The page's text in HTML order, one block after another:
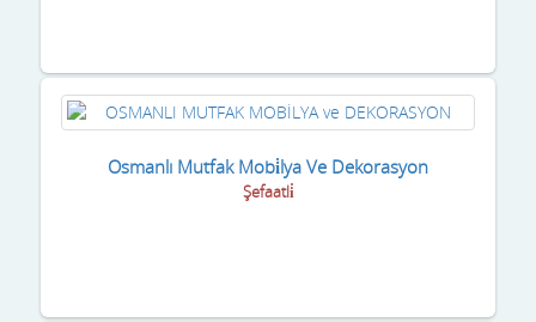
Osmanlı Mutfak Mobi̇lya Ve Dekorasyon
Şefaatli̇